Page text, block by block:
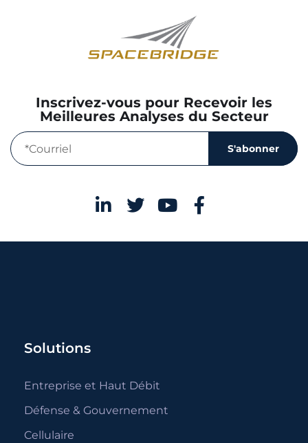
Inscrivez-vous pour Recevoir les
Meilleures Analyses du Secteur
S'abonner
Solutions
Entreprise et Haut Débit
Défense & Gouvernement
Cellulaire